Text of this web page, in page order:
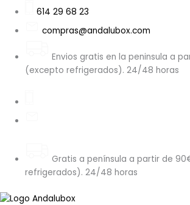
contenido
614 29 68 23
compras@andalubox.com
Envios gratis en la peninsula a
(excepto refrigerados). 24/48 horas
Gratis a península a partir de
refrigerados). 24/48 horas
Mata
Verdes
fritos
340g